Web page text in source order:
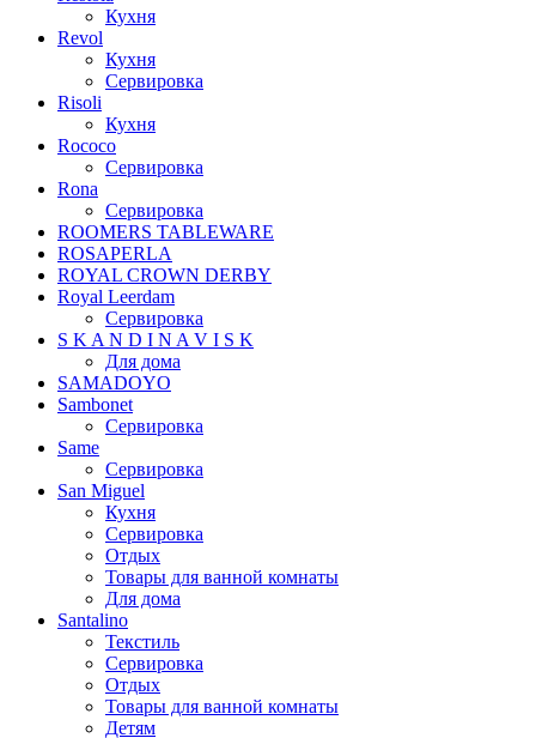
Кухня
Revol
Кухня
Сервировка
Risoli
Кухня
Rococo
Сервировка
Rona
Сервировка
ROOMERS TABLEWARE
ROSAPERLA
ROYAL CROWN DERBY
Royal Leerdam
Сервировка
S K A N D I N A V I S K
Для дома
SAMADOYO
Sambonet
Сервировка
Same
Сервировка
San Miguel
Кухня
Сервировка
Отдых
Товары для ванной комнаты
Для дома
Santalino
Текстиль
Сервировка
Отдых
Товары для ванной комнаты
Детям